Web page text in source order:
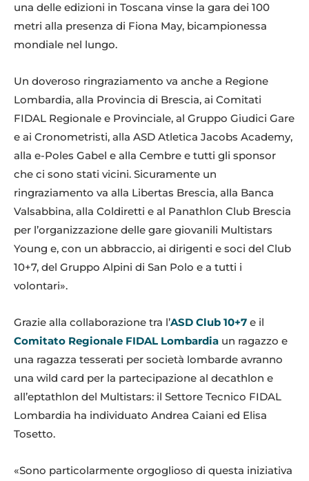
una delle edizioni in Toscana vinse la gara dei 100
metri alla presenza di Fiona May, bicampionessa
mondiale nel lungo.
Un doveroso ringraziamento va anche a Regione
Lombardia, alla Provincia di Brescia, ai Comitati
FIDAL Regionale e Provinciale, al Gruppo Giudici Gare
e ai Cronometristi, alla ASD Atletica Jacobs Academy,
alla e-Poles Gabel e alla Cembre e tutti gli sponsor
che ci sono stati vicini. Sicuramente un
ringraziamento va alla Libertas Brescia, alla Banca
Valsabbina, alla Coldiretti e al Panathlon Club Brescia
per l’organizzazione delle gare giovanili Multistars
Young e, con un abbraccio, ai dirigenti e soci del Club
10+7, del Gruppo Alpini di San Polo e a tutti i
volontari».
Grazie alla collaborazione tra l’ASD Club 10+7 e il
Comitato Regionale FIDAL Lombardia un ragazzo e
una ragazza tesserati per società lombarde avranno
una wild card per la partecipazione al decathlon e
all’eptathlon del Multistars: il Settore Tecnico FIDAL
Lombardia ha individuato Andrea Caiani ed Elisa
Tosetto.
«Sono particolarmente orgoglioso di questa iniziativa